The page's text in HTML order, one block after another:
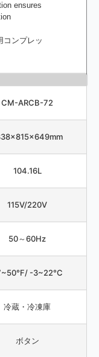
ensures
コンプレッ
CM-ARCB-72
104.16L
115V/220V
50～60Hz
-3~22°C
冷蔵・冷凍庫
ボタン